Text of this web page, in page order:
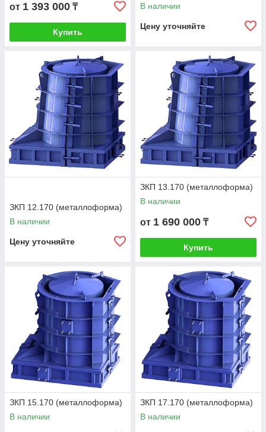
от 1 393 000 ₸
Купить
В наличии
Цену уточняйте
ЗКП 12.170 (металлоформа)
В наличии
Цену уточняйте
ЗКП 13.170 (металлоформа)
В наличии
от 1 690 000 ₸
Купить
ЗКП 15.170 (металлоформа)
В наличии
ЗКП 17.170 (металлоформа)
В наличии